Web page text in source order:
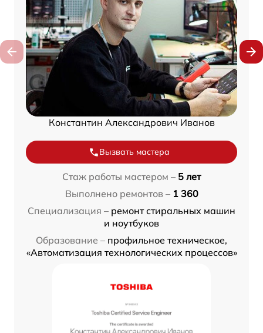
Константин Александрович Иванов
Вызвать мастера
Стаж работы мастером – 5 лет
Выполнено ремонтов – 1 360
Специализация – ремонт стиральных машин
и ноутбуков
Образование – профильное техническое,
«Автоматизация технологических процессов»